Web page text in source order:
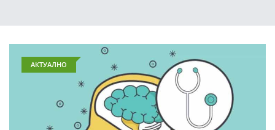
АКТУАЛНО